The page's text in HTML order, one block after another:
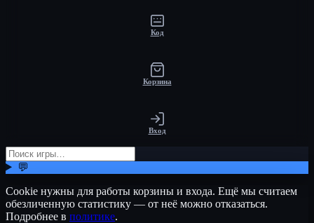
Код
Корзина
Вход
💬
Cookie нужны для работы корзины и входа. Ещё мы считаем
обезличенную статистику — от неё можно отказаться.
Подробнее в политике.